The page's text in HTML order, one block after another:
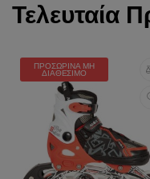
Τελευταία
ΠΡΟΣΩΡΙΝΆ ΜΗ
ΔΙΑΘΈΣΙΜΟ